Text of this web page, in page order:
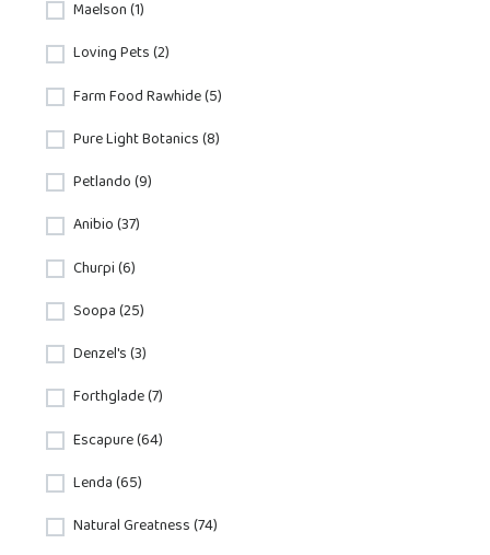
Maelson (1)
Loving Pets (2)
Farm Food Rawhide (5)
Pure Light Botanics (8)
Petlando (9)
Anibio (37)
Churpi (6)
Soopa (25)
Denzel's (3)
Forthglade (7)
Escapure (64)
Lenda (65)
Natural Greatness (74)